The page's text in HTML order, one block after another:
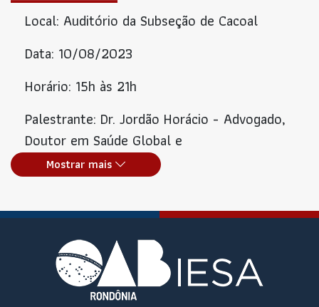
Local: Auditório da Subseção de Cacoal
Data: 10/08/2023
Horário: 15h às 21h
Palestrante: Dr. Jordão Horácio - Advogado,
Doutor em Saúde Global e
Sustentabilidade(USP), Mestre em Saúde Global
e Diplomacia da Saúde(FIOCRUZ), Membro da
Associação Brasileira de Advogados(ABA) e da
Comissão de Direito da Saúde OAB/GO,
Membro do Instituto de Direito Sanitário
Aplicado(IDISA), Membro da Associação
Mostrar mais